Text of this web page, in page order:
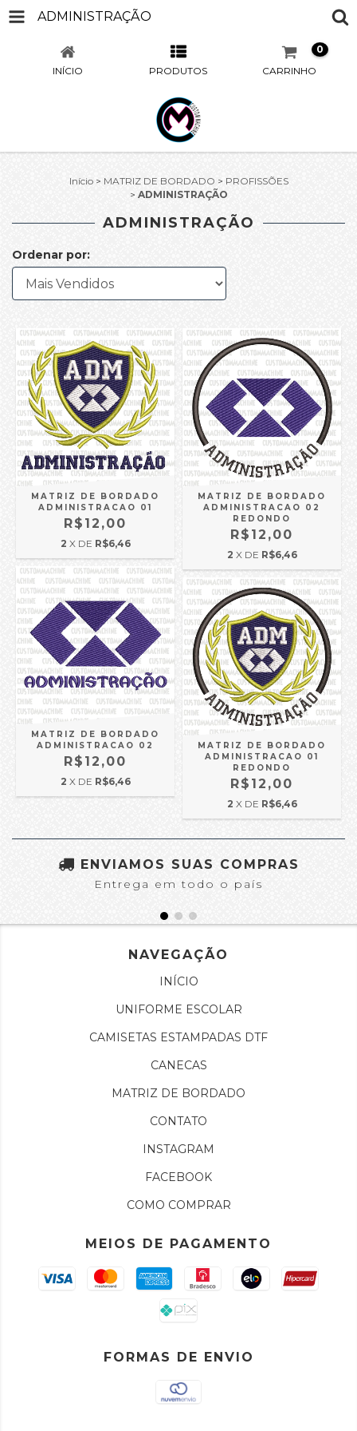
ADMINISTRAÇÃO
INÍCIO PRODUTOS CARRINHO
0
Início > MATRIZ DE BORDADO > PROFISSÕES
> ADMINISTRAÇÃO
ADMINISTRAÇÃO
Ordenar por:
MATRIZ DE BORDADO
ADMINISTRACAO 01
R$12,00
2 X DE R$6,46
MATRIZ DE BORDADO
ADMINISTRACAO 02
REDONDO
R$12,00
2 X DE R$6,46
MATRIZ DE BORDADO
ADMINISTRACAO 02
R$12,00
2 X DE R$6,46
MATRIZ DE BORDADO
ADMINISTRACAO 01
REDONDO
R$12,00
2 X DE R$6,46
ENVIAMOS SUAS COMPRAS
Entrega em todo o país
NAVEGAÇÃO
INÍCIO
UNIFORME ESCOLAR
CAMISETAS ESTAMPADAS DTF
CANECAS
MATRIZ DE BORDADO
CONTATO
INSTAGRAM
FACEBOOK
COMO COMPRAR
MEIOS DE PAGAMENTO
FORMAS DE ENVIO